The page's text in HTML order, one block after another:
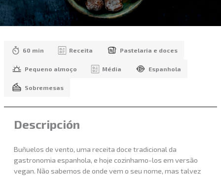
60 min Receita Pastelaria e doces
Pequeno almoço Média Espanhola
Sobremesas
Descripción
Buñuelos de vento, uma receita doce tradicional da
gastronomia espanhola, e hoje cozinhamo-los em versão
vegan. Não sabemos de onde vem o seu nome, mas talvez